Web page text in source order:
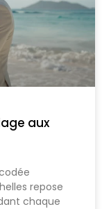
aux
repose
chaque